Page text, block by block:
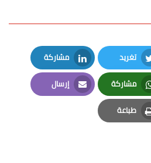
تغريد
Twitter
مشاركة
LinkedIn
مشاركة
Whatsapp
إرسال
Email
طباعة
Print